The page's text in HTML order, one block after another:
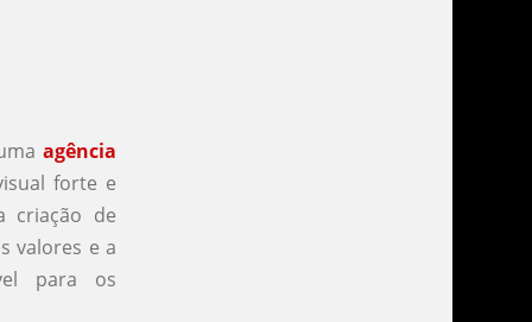
agência
forte e
criação de
valores e a
para os